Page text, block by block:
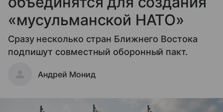
«мусульманской НАТО»
Сразу несколько стран Ближнего Востока
подпишут совместный оборонный пакт.
Андрей Монид